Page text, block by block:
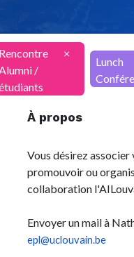
Rencontre
Alumni /
×
Lunch
À propos
Vous désirez
promouvoir ou
collaboration
Envoyer un mail à
epl@uclouvain.be